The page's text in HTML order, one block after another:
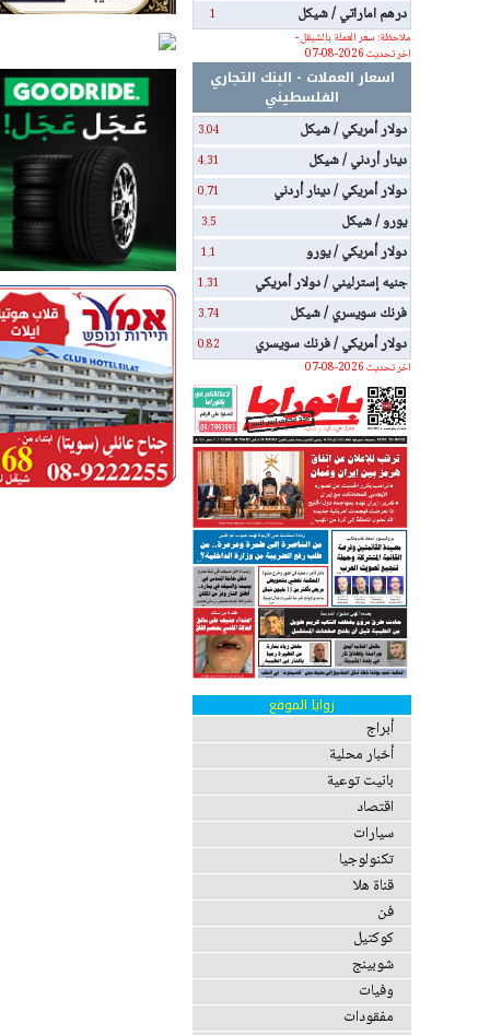
درهم اماراتي / شيكل
1
ملاحظة: سعر العملة بالشيقل -
اخر تحديث 2026-08-07
اسعار العملات - البنك التجاري
الفلسطيني
دولار أمريكي / شيكل
3.04
دينار أردني / شيكل 4.31
دولار أمريكي / دينار أردني 0.71
يورو / شيكل 3.5
دولار أمريكي / يورو 1.1
جنيه إسترليني / دولار أمريكي 1.31
فرنك سويسري / شيكل 3.74
دولار أمريكي / فرنك سويسري
0.82
اخر تحديث 2026-08-07
زوايا الموقع
أبراج
أخبار محلية
بانيت توعية
اقتصاد
سيارات
تكنولوجيا
قناة هلا
فن
كوكتيل
شوبينج
وفيات
مفقودات